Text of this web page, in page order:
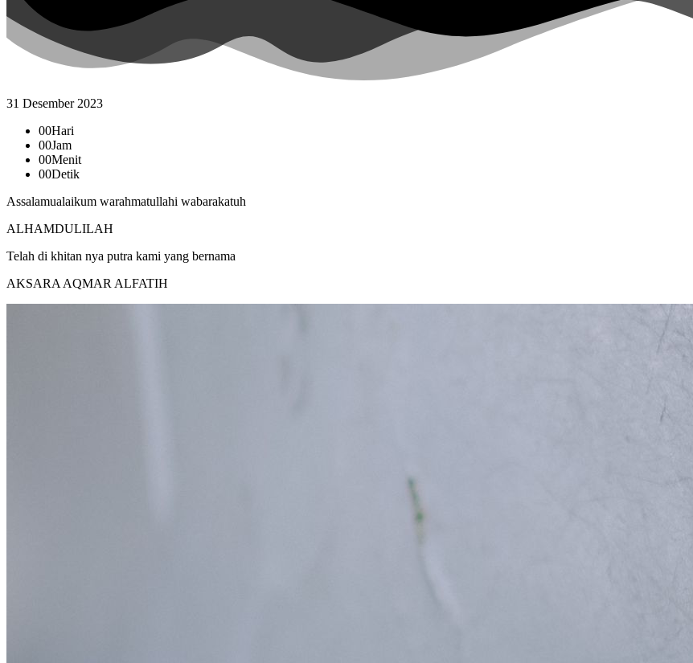
31 Desember 2023
00Hari
00Jam
00Menit
00Detik
Assalamualaikum warahmatullahi wabarakatuh
ALHAMDULILAH
Telah di khitan nya putra kami yang bernama
AKSARA AQMAR ALFATIH